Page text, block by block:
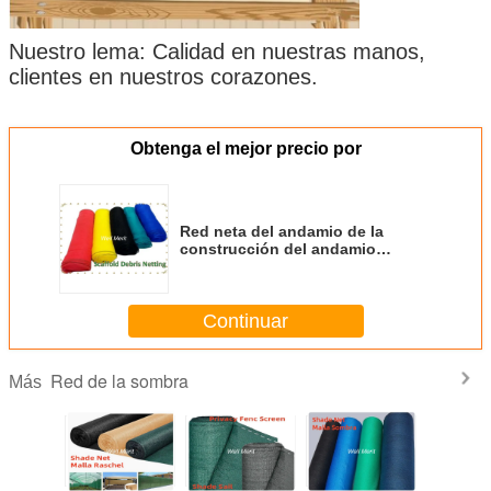
Nuestro lema: Calidad en nuestras manos,
clientes en nuestros corazones.
Obtenga el mejor precio por
Red neta del andamio de la
construcción del andamio
Continuar
Más Red de la sombra